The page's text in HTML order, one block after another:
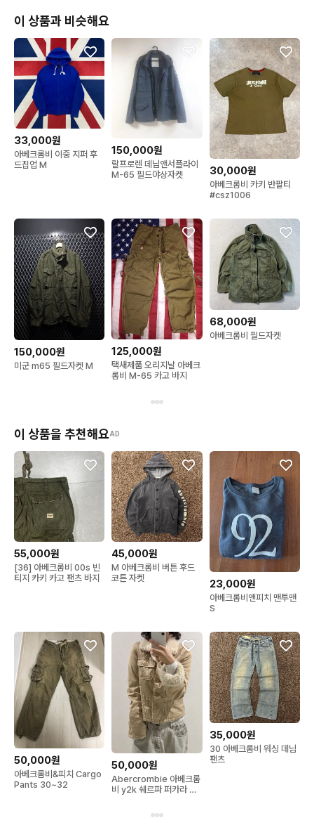
이 상품과 비슷해요
33,000원
아베크롬비 이중 지퍼 후
드집업 M
150,000원
랄프로렌 데님앤서플라이
M-65 필드야상자켓
30,000원
아베크롬비 카키 반팔티
#csz1006
150,000원
미군 m65 필드자켓 M
125,000원
택새제품 오리지날 아베크
롬비 M-65 카고 바지
68,000원
아베크롬비 필드자켓
이 상품을 추천해요AD
55,000원
[36] 아베크롬비 00s 빈
티지 카키 카고 팬츠 바지
45,000원
M 아베크롬비 버튼 후드
코튼 자켓
23,000원
아베크롬비앤피치 맨투맨
S
50,000원
아베크롬비&피치 Cargo
Pants 30~32
50,000원
Abercrombie 아베크롬
비 y2k 쉐르파 퍼카라 자
35,000원
30 아베크롬비 워싱 데님
팬츠